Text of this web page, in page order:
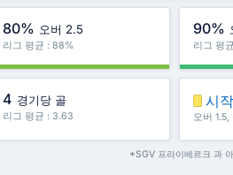
80% 오버 2.5
리그 평균 : 88%
90%
리그 평
4 경기당 골
리그 평균 : 3.63
시
오버
*SGV 프라이베르크 과